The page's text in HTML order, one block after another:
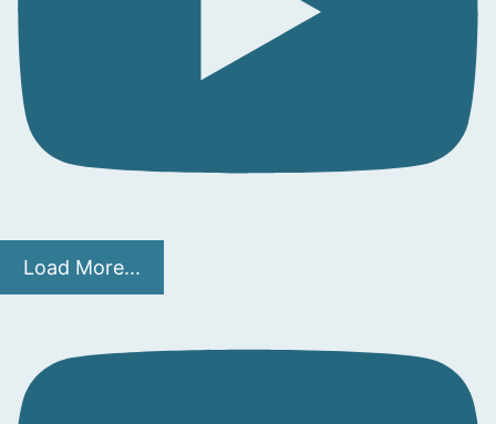
Load More...